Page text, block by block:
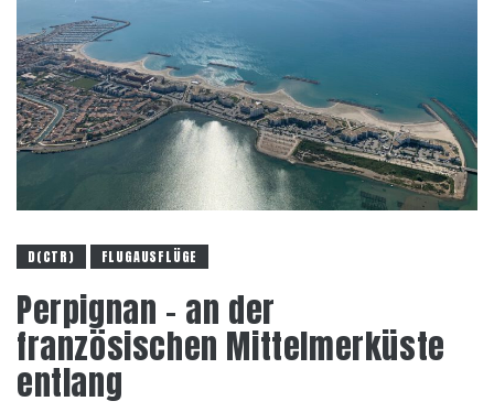
D(CTR) FLUGAUSFLÜGE
Perpignan – an der
französischen Mittelmerküste
entlang